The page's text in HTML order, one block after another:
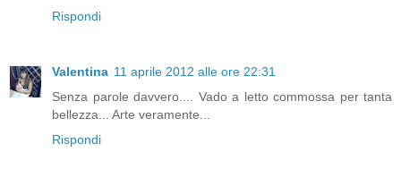
Rispondi
Valentina 11 aprile 2012 alle ore 22:31
Senza parole davvero.... Vado a letto commossa per tanta
bellezza... Arte veramente...
Rispondi